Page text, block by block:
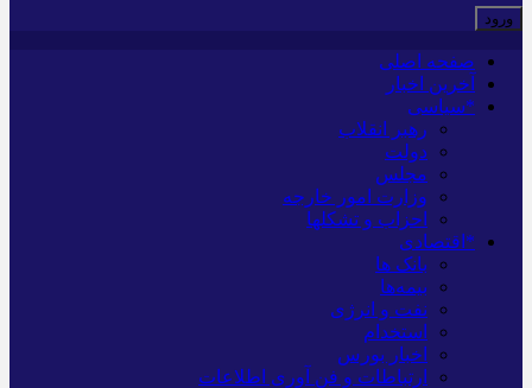
صفحه اصلی
آخرین اخبار
*سیاسی
رهبر انقلاب
دولت
مجلس
وزارت امور خارجه
احزاب و تشکلها
*اقتصادی
بانک ها
بیمه‌ها
نفت و انرژی
استخدام
اخبار بورس
ارتباطات و فن آوری اطلاعات